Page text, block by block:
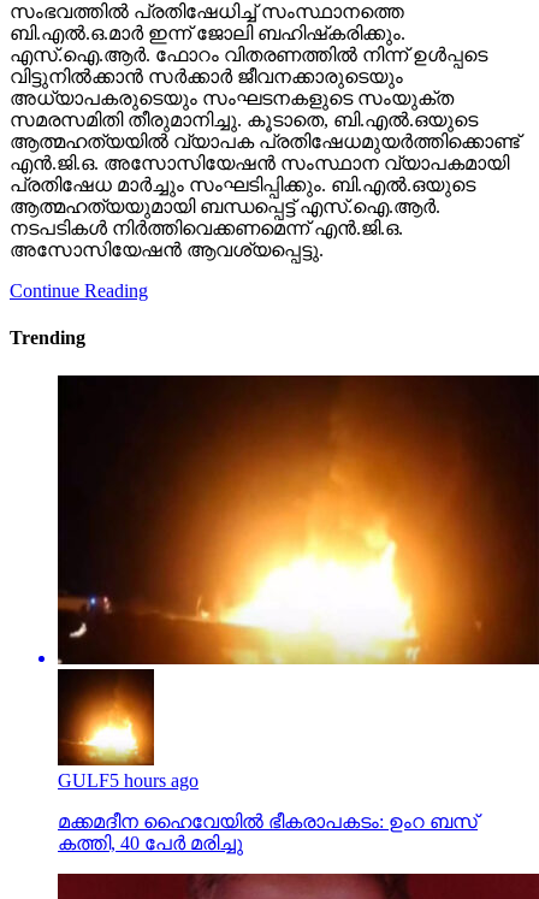
സംഭവത്തില്‍ പ്രതിഷേധിച്ച് സംസ്ഥാനത്തെ
ബി.എല്‍.ഒ.മാര്‍ ഇന്ന് ജോലി ബഹിഷ്‌കരിക്കും.
എസ്.ഐ.ആര്‍. ഫോറം വിതരണത്തില്‍ നിന്ന് ഉള്‍പ്പടെ
വിട്ടുനില്‍ക്കാന്‍ സര്‍ക്കാര്‍ ജീവനക്കാരുടെയും
അധ്യാപകരുടെയും സംഘടനകളുടെ സംയുക്ത
സമരസമിതി തീരുമാനിച്ചു. കൂടാതെ, ബി.എല്‍.ഒയുടെ
ആത്മഹത്യയില്‍ വ്യാപക പ്രതിഷേധമുയര്‍ത്തിക്കൊണ്ട്
എന്‍.ജി.ഒ. അസോസിയേഷന്‍ സംസ്ഥാന വ്യാപകമായി
പ്രതിഷേധ മാര്‍ച്ചും സംഘടിപ്പിക്കും. ബി.എല്‍.ഒയുടെ
ആത്മഹത്യയുമായി ബന്ധപ്പെട്ട് എസ്.ഐ.ആര്‍.
നടപടികള്‍ നിര്‍ത്തിവെക്കണമെന്ന് എന്‍.ജി.ഒ.
അസോസിയേഷന്‍ ആവശ്യപ്പെട്ടു.
Continue Reading
Trending
GULF5 hours ago
മക്കമദീന ഹൈവേയില്‍ ഭീകരാപകടം: ഉംറ ബസ്
കത്തി, 40 പേര്‍ മരിച്ചു